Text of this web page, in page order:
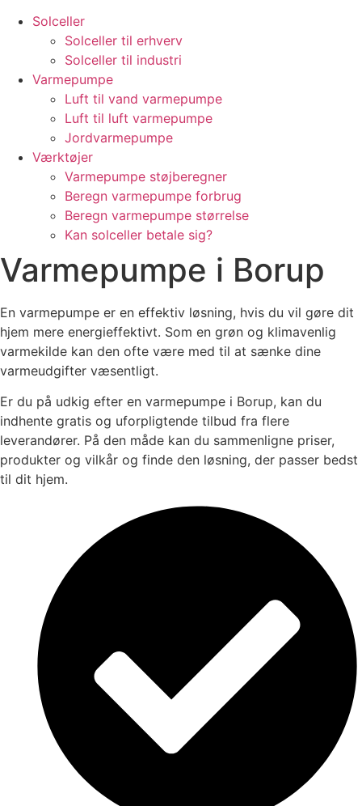
Solceller
Solceller til erhverv
Solceller til industri
Varmepumpe
Luft til vand varmepumpe
Luft til luft varmepumpe
Jordvarmepumpe
Værktøjer
Varmepumpe støjberegner
Beregn varmepumpe forbrug
Beregn varmepumpe størrelse
Kan solceller betale sig?
Varmepumpe i Borup
En varmepumpe er en effektiv løsning, hvis du vil gøre dit
hjem mere energieffektivt. Som en grøn og klimavenlig
varmekilde kan den ofte være med til at sænke dine
varmeudgifter væsentligt.
Er du på udkig efter en varmepumpe i Borup, kan du
indhente gratis og uforpligtende tilbud fra flere
leverandører. På den måde kan du sammenligne priser,
produkter og vilkår og finde den løsning, der passer bedst
til dit hjem.